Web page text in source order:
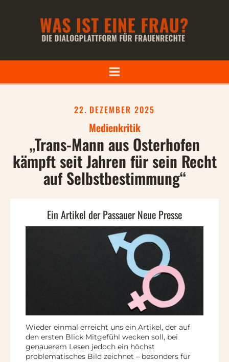
22. DEZEMBER 2025
Medienkritik
„Trans-Mann aus Osterhofen
kämpft seit Jahren für sein Recht
auf Selbstbestimmung“
Ein Artikel der Passauer Neue Presse
Wieder einmal erreicht uns ein Artikel, der auf
den ersten Blick Mitgefühl wecken soll, bei
genauerem Lesen jedoch ein höchst
problematisches Bild zeichnet – besonders für